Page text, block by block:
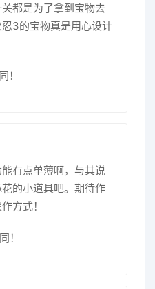
都是为了拿到宝物去
3的宝物真是用心设计
！
有点单薄啊，与其说
的小道具吧。期待作
方式！
！